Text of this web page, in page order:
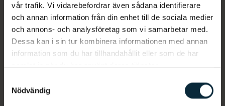
vår trafik. Vi vidarebefordrar även sådana identifierare
och annan information från din enhet till de sociala medier
och annons- och analysföretag som vi samarbetar med.
Dessa kan i sin tur kombinera informationen med annan
information som du har tillhandahållit eller som de har
samlat in när du har använt deras tjänster.
Nödvändig
Emma Antelj
Allmäntandläkare